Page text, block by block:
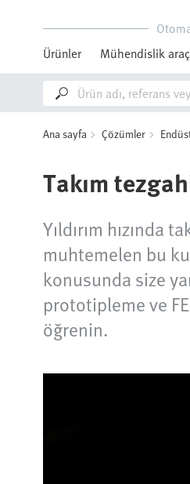
Ürünler
Mühendislik
Ana sayfa Çözümler
Takım
Yıldırım hızında
muhtemelen bu
konusunda size
prototipleme ve
öğrenin.